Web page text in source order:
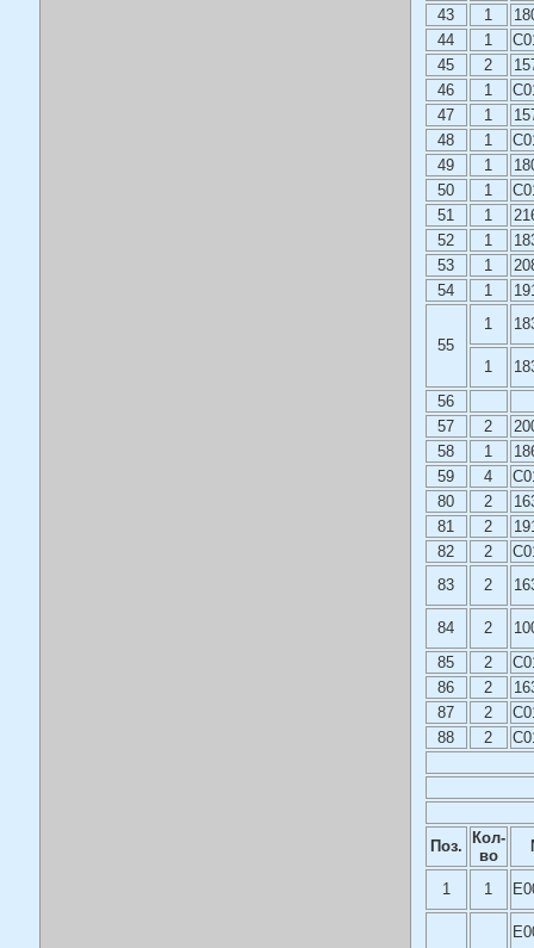
43
1
44
1
45
2
46
1
47
1
48
1
49
1
50
1
51
1
52
1
53
1
54
1
55
1
1
56
57
2
58
1
59
4
80
2
81
2
82
2
83
2
84 2
85
2
86
2
87
2
88
2
Поз.
Кол-
во
1 1